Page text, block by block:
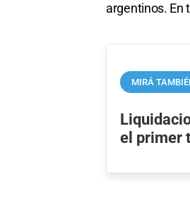
argentinos. En
MIRÁ
el primer